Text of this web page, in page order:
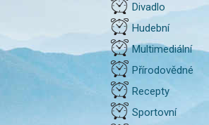
Divadlo
Hudební
Multimediální
Přírodovědné
Recepty
Sportovní